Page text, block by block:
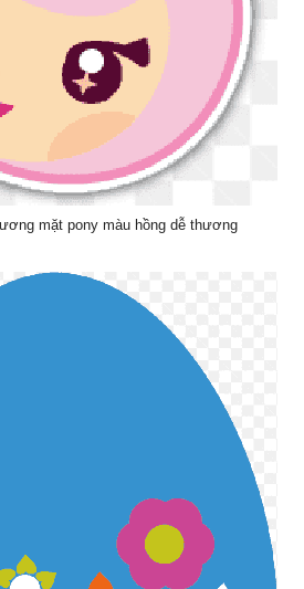
mặt pony màu hồng dễ thương